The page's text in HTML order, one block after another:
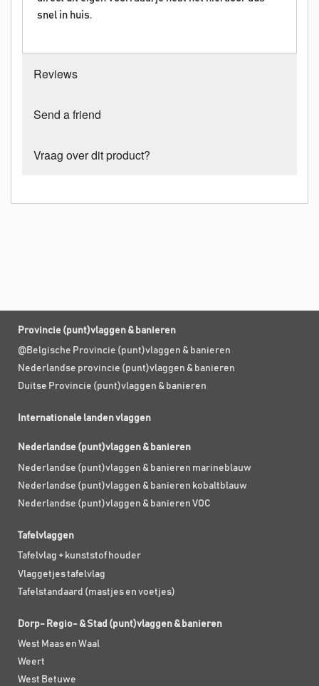
snel in huis.
Reviews
Send a friend
Vraag over dit product?
Provincie (punt)vlaggen & banieren
@Belgische Provincie (punt)vlaggen & banieren
Nederlandse provincie (punt)vlaggen & banieren
Duitse Provincie (punt)vlaggen & banieren
Internationale landen vlaggen
Nederlandse (punt)vlaggen & banieren
Nederlandse (punt)vlaggen & banieren marineblauw
Nederlandse (punt)vlaggen & banieren kobaltblauw
Nederlandse (punt)vlaggen & banieren VOC
Tafelvlaggen
Tafelvlag + kunststof houder
Vlaggetjes tafelvlag
Tafelstandaard (mastjes en voetjes)
Dorp- Regio- & Stad (punt)vlaggen & banieren
West Maas en Waal
Weert
West Betuwe